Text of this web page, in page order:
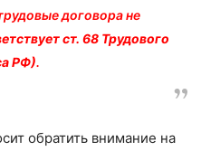
договора не
ст. 68 Трудового
РФ).
обратить внимание на